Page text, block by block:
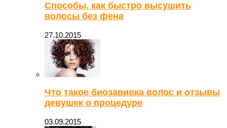
Способы, как быстро высушить
волосы без фена
27.10.2015
Что такое биозавивка волос и отзывы
девушек о процедуре
03.09.2015